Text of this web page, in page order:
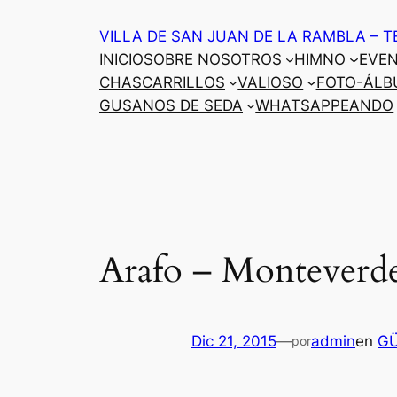
VILLA DE SAN JUAN DE LA RAMBLA –
INICIOSOBRE NOSOTROS HIMNO
CHASCARRILLOS
VALIOSO FOTO-
GUSANOS DE SEDA
WHATSAPPEANDO
Arafo –
Dic 21, 2015—poradminen